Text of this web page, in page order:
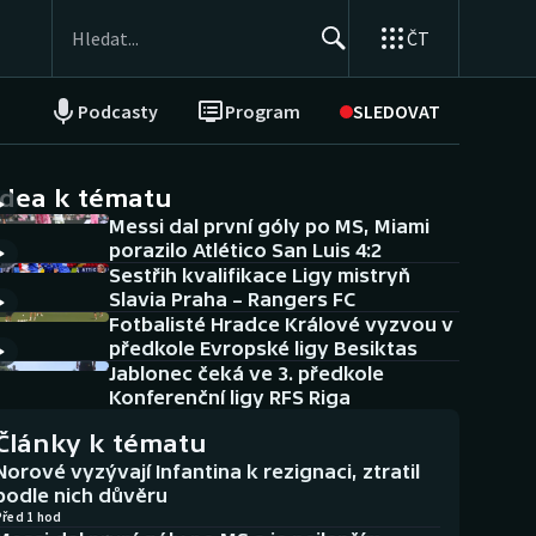
ČT
Podcasty Program SLEDOVAT
NEPŘEHLÉDNĚTE
Historické návraty
Aplikace ČT sport
AZ kvíz
k tématu
Messi dal první góly po MS, Miami
porazilo Atlético San Luis 4:2
Sestřih kvalifikace Ligy mistryň
Slavia Praha – Rangers FC
Fotbalisté Hradce Králové vyzvou v
předkole Evropské ligy Besiktas
Jablonec čeká ve 3. předkole
Konferenční ligy RFS Riga
k tématu
vyzývají Infantina k rezignaci, ztratil
nich důvěru
1 hod